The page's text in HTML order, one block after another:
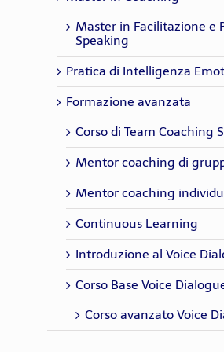
Master in Facilitazione e
Speaking
Pratica di Intelligenza
Formazione avanzata
Corso di Team Coaching
Mentor coaching di
Mentor coaching
Continuous Learning
Introduzione al Voice
Corso Base Voice
Corso avanzato Voice